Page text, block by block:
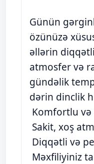
Günün
özünüzə
əllərin
atmosfer və
gündəlik
dərin dinclik
Komfortlu və
Sakit, xoş
Diqqətli və
Məxfiliyiniz